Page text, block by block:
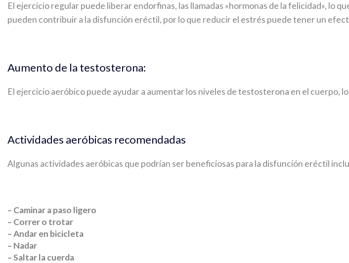
El ejercicio regular puede liberar endorfinas, las llamadas «hormonas de la felicidad», lo
pueden contribuir a la disfunción eréctil, por lo que reducir el estrés puede tener un
Aumento de la testosterona:
El ejercicio aeróbico puede ayudar a aumentar los niveles de testosterona en el cuerpo,
Actividades aeróbicas recomendadas
Algunas actividades aeróbicas que podrían ser beneficiosas para la disfunción eréctil
– Caminar a paso ligero
– Correr o trotar
– Andar en bicicleta
– Nadar
– Saltar la cuerda